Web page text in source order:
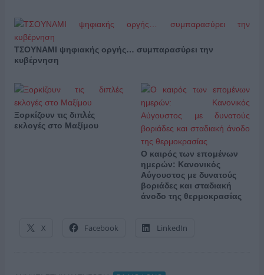
ΤΣΟΥΝΑΜΙ ψηφιακής οργής… συμπαρασύρει την
κυβέρνηση
Ξορκίζουν τις διπλές
εκλογές στο Μαξίμου
Ο καιρός των επομένων
ημερών: Κανονικός
Αύγουστος με δυνατούς
βοριάδες και σταδιακή
άνοδο της θερμοκρασίας
X Facebook LinkedIn